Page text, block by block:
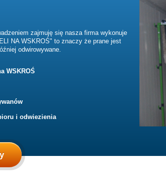
zajmuję się nasza firma wykonuje
NA WSKROŚ" to znaczy że prane jest
odwirowywane.
WSKROŚ
i odwiezienia